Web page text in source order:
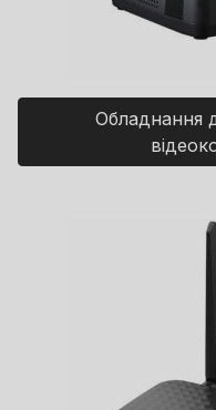
Обладнання